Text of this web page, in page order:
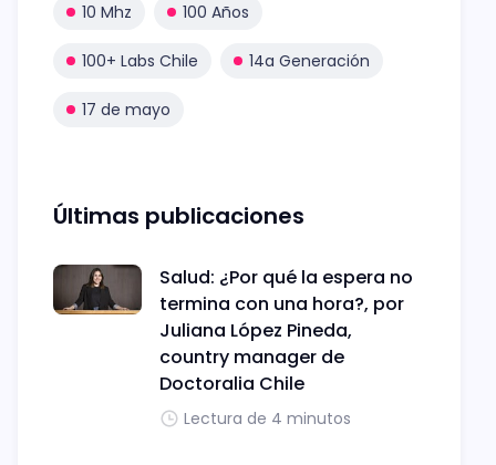
10 Mhz 100 Años
100+ Labs Chile 14a Generación
17 de mayo
Últimas publicaciones
Salud: ¿Por qué la espera no
termina con una hora?, por
Juliana López Pineda,
country manager de
Doctoralia Chile
Lectura de 4 minutos